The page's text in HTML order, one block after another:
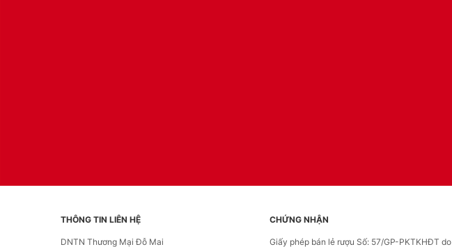
THÔNG TIN LIÊN HỆ
DNTN Thương Mại Đỗ Mai
CHỨNG NHẬN
Giấy phép bán lẻ rượu Số: 57/GP-PKTKHĐT do